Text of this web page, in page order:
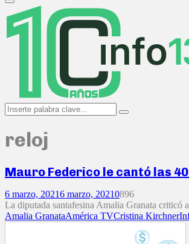
Primary
Menu
Search
for:
Search
reloj
Mauro Federico le cantó las
6 marzo, 20216 marzo, 20210896
La diputada santafesina Amalia Granata criticó
Amalia GranataAmérica TVCristina Kirchner